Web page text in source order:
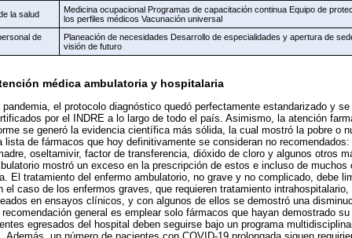
la salud
Medicina ocupacional Programas de capacitación continua Equipo de
los perfiles médicos Vacunación universal
de
Planeación de necesidades Desarrollo de especialidades y apertura de
visión de futuro
médica ambulatoria y hospitalaria
el protocolo diagnóstico quedó perfectamente estandarizado y
por el INDRE a lo largo de todo el país. Asimismo, la atención
se generó la evidencia científica más sólida, la cual mostró la pobre o
lista de fármacos que hoy definitivamente se consideran no
oseltamivir, factor de transferencia, dióxido de cloro y algunos otros
mostró un exceso en la prescripción de estos e incluso de muchos
El tratamiento del enfermo ambulatorio, no grave y no complicado, debe
caso de los enfermos graves, que requieren tratamiento
en ensayos clínicos, y con algunos de ellos se demostró una
general es emplear solo fármacos que hayan demostrado
egresados del hospital deben seguirse bajo un programa